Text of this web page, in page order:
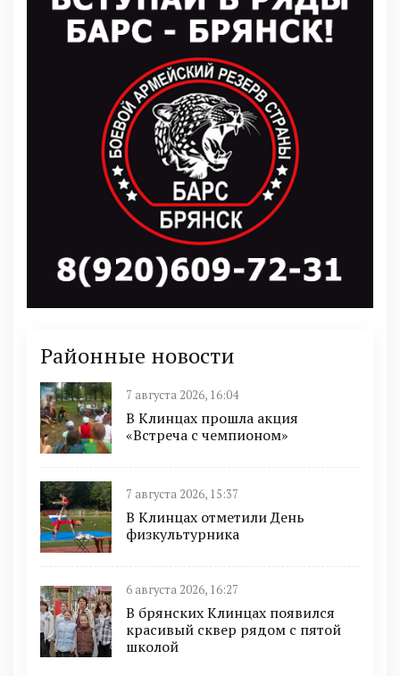
Районные новости
7 августа 2026, 16:04
В Клинцах прошла акция
«Встреча с чемпионом»
7 августа 2026, 15:37
В Клинцах отметили День
физкультурника
6 августа 2026, 16:27
В брянских Клинцах появился
красивый сквер рядом с пятой
школой